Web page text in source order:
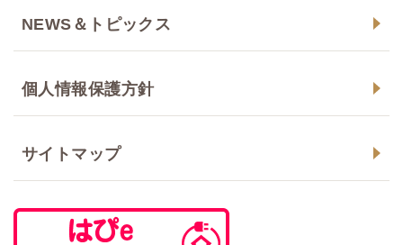
NEWS＆トピックス
個人情報保護方針
サイトマップ